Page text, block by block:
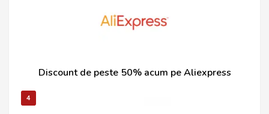
Discount de peste 50% acum pe Aliexpress
4